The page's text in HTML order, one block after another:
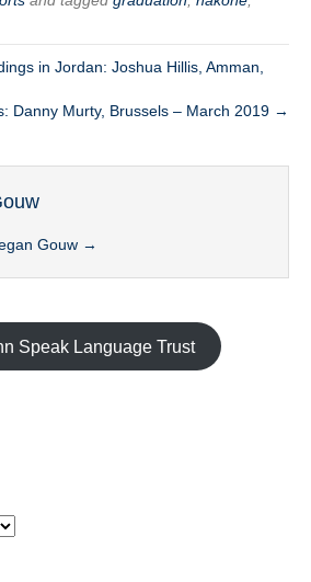
Danny Murty, Brussels – March 2019 →
Gouw →
Speak Language Trust